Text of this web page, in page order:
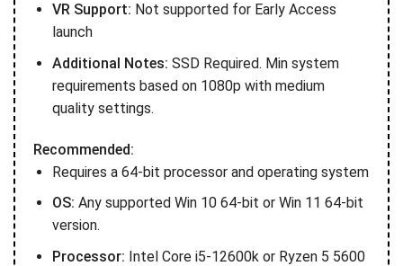
VR Support: Not supported for Early Access
launch
Additional Notes: SSD Required. Min system
requirements based on 1080p with medium
quality settings.
Recommended:
Requires a 64-bit processor and operating system
OS: Any supported Win 10 64-bit or Win 11 64-bit
version.
Processor: Intel Core i5-12600k or Ryzen 5 5600